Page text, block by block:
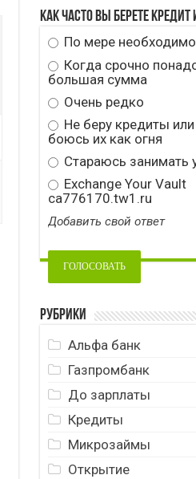
Как часто вы берете
По мере
Когда срочно
большая сумма
Очень редко
Не беру кредиты
боюсь их как огня
Стараюсь занимать
Exchange Your Vault
ca776170.tw1.ru
Добавить свой ответ
Рубрики
Альфа банк
Газпромбанк
До зарплаты
Кредиты
Микрозаймы
Открытие